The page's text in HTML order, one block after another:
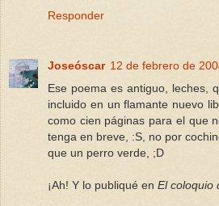
Responder
Joseóscar 12 de febrero de
Ese poema es antiguo, leches,
incluido en un flamante nuevo
como cien páginas para el que
tenga en breve, :S, no por
que un perro verde, ;D
¡Ah! Y lo publiqué en El coloquio